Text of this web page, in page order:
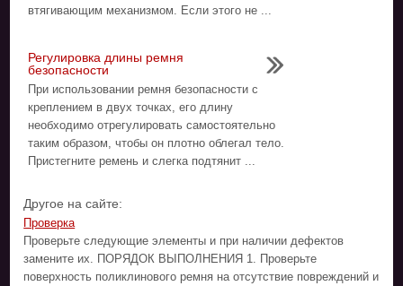
втягивающим механизмом. Если этого не ...
Регулировка длины ремня
безопасности
При использовании ремня безопасности с
креплением в двух точках, его длину
необходимо отрегулировать самостоятельно
таким образом, чтобы он плотно облегал тело.
Пристегните ремень и слегка подтянит ...
Другое на сайте:
Проверка
Проверьте следующие элементы и при наличии дефектов
замените их. ПОРЯДОК ВЫПОЛНЕНИЯ 1. Проверьте
поверхность поликлинового ремня на отсутствие повреждений и